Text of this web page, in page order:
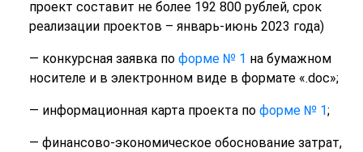
проект составит не более 192 800 рублей, срок
реализации проектов – январь-июнь 2023 года)
— конкурсная заявка по форме № 1 на бумажном
носителе и в электронном виде в формате «.doc»;
— информационная карта проекта по форме № 1;
— финансово-экономическое обоснование затрат,